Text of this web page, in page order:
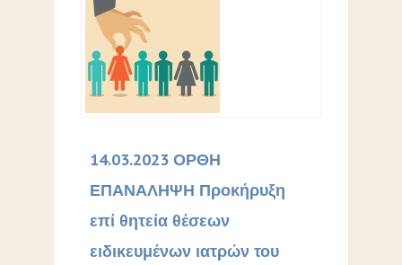
14.03.2023 ΟΡΘΗ
ΕΠΑΝΑΛΗΨΗ Προκήρυξη
επί θητεία θέσεων
ειδικευμένων ιατρών του